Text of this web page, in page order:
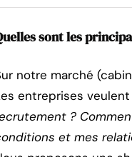
sont les
notre marché
entreprises
?
et mes